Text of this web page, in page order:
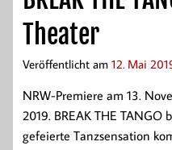
Theater
Veröffentlicht am 12. Mai
NRW-Premiere am 13.
2019. BREAK THE TANGO
gefeierte Tanzsensation